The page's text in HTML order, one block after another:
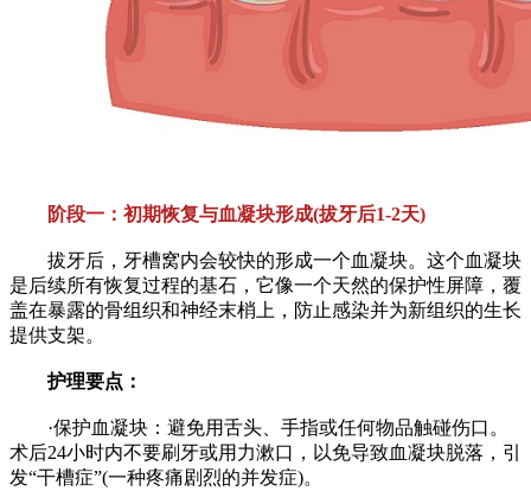
阶段一：初期恢复与血凝块形成(拔牙后1-2天)
拔牙后，牙槽窝内会较快的形成一个血凝块。这个血凝块
是后续所有恢复过程的基石，它像一个天然的保护性屏障，覆
盖在暴露的骨组织和神经末梢上，防止感染并为新组织的生长
提供支架。
护理要点：
·保护血凝块：避免用舌头、手指或任何物品触碰伤口。
术后24小时内不要刷牙或用力漱口，以免导致血凝块脱落，引
发“干槽症”(一种疼痛剧烈的并发症)。